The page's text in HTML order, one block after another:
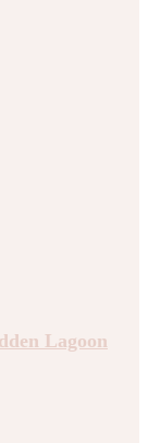
Lagoon